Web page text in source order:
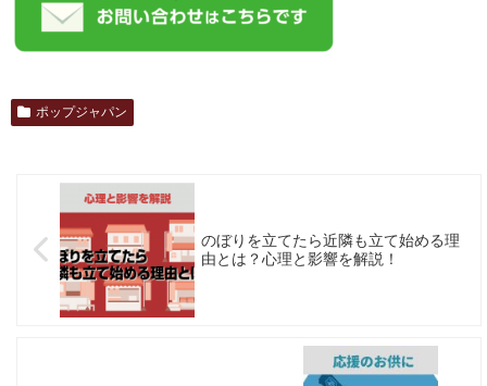
ポップジャパン
のぼりを立てたら近隣も立て始める理
由とは？心理と影響を解説！